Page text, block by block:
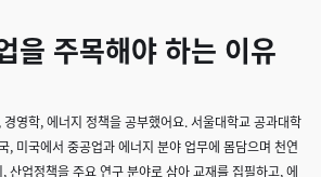
을 주목해야 하는 이유
영학, 에너지 정책을 공부했어요. 서울대학교 공과대학
, 미국에서 중공업과 에너지 분야 업무에 몸담으며 천연
산업정책을 주요 연구 분야로 삼아 교재를 집필하고, 에